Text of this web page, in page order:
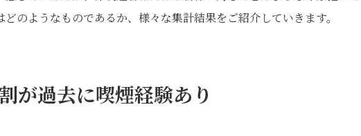
のようなものであるか、様々な集計結果をご紹介していきます。
が過去に喫煙経験あり